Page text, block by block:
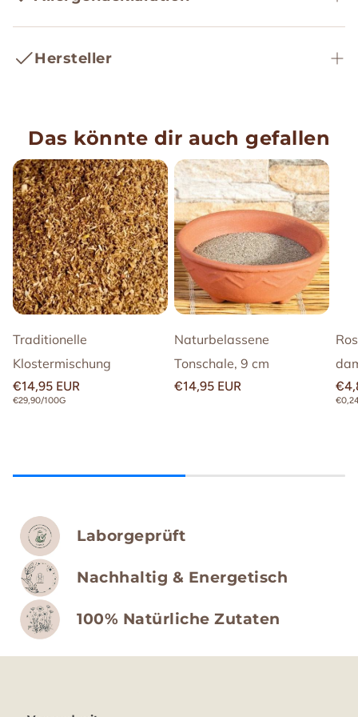
Hersteller
Das könnte dir auch gefallen
Traditionelle
Klostermischung
Normaler
Preis
€14,95 EUR
STÜCKPREIS
€29,90/100G
Naturbelassene
Tonschale, 9 cm
Normaler
€14,95 EUR
Laborgeprüft
Nachhaltig & Energetisch
100% Natürliche Zutaten